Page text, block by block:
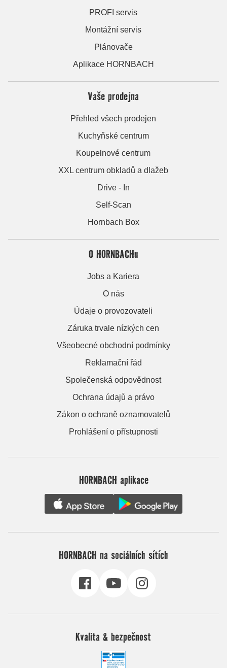
PROFI servis
Montážní servis
Plánovače
Aplikace HORNBACH
Vaše prodejna
Přehled všech prodejen
Kuchyňské centrum
Koupelnové centrum
XXL centrum obkladů a dlažeb
Drive - In
Self-Scan
Hornbach Box
O HORNBACHu
Jobs a Kariera
O nás
Údaje o provozovateli
Záruka trvale nízkých cen
Všeobecné obchodní podmínky
Reklamační řád
Společenská odpovědnost
Ochrana údajů a právo
Zákon o ochraně oznamovatelů
Prohlášení o přístupnosti
HORNBACH aplikace
HORNBACH na sociálních sítích
Kvalita & bezpečnost